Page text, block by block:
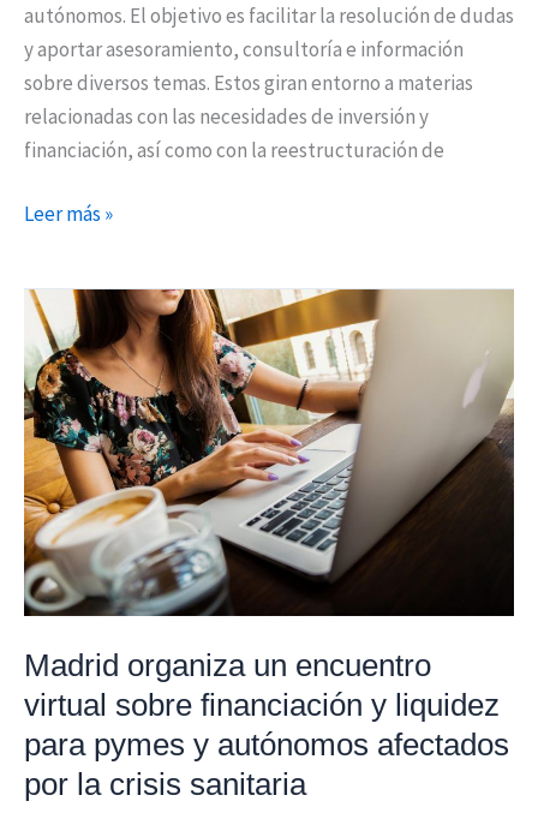
autónomos. El objetivo es facilitar la resolución de dudas
y aportar asesoramiento, consultoría e información
sobre diversos temas. Estos giran entorno a materias
relacionadas con las necesidades de inversión y
financiación, así como con la reestructuración de
Leer más »
Madrid organiza un encuentro
virtual sobre financiación y liquidez
para pymes y autónomos afectados
por la crisis sanitaria
Madrid
organiza
un
encuentro
virtual
sobre
financiación
y
liquidez
para
y
autónomos
afectados
por
la